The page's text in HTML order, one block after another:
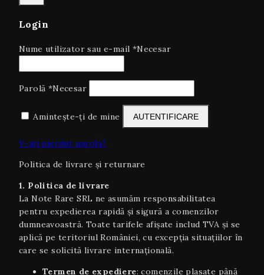
Login
Nume utilizator sau e-mail *Necesar
Parolă *Necesar
Amintește-ți de mine AUTENTIFICARE
V-ați pierdut parola?
Politica de livrare și returnare
1. Politica de livrare
La Note Rare SRL ne asumăm responsabilitatea
pentru expedierea rapidă și sigură a comenzilor
dumneavoastră. Toate tarifele afișate includ TVA și se
aplică pe teritoriul României, cu excepția situaţiilor în
care se solicită livrare internaţională.
Termen de expediere: comenzile plasate până